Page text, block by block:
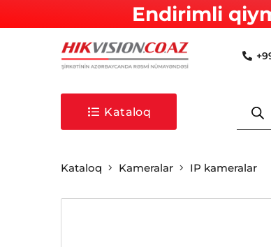
Endirimli
Kataloq
Kataloq Kameralar IP kameralar